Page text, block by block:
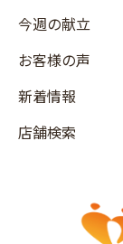
今週の献立
お客様の声
新着情報
店舗検索